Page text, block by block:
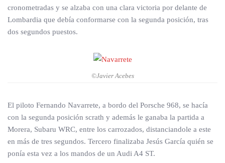
cronometradas y se alzaba con una clara victoria por delante de
Lombardia que debía conformarse con la segunda posición, tras
dos segundos puestos.
©Javier Acebes
El piloto Fernando Navarrete, a bordo del Porsche 968, se hacía
con la segunda posición scrath y además le ganaba la partida a
Morera, Subaru WRC, entre los carrozados, distanciandole a este
en más de tres segundos. Tercero finalizaba Jesús García quién se
ponía esta vez a los mandos de un Audi A4 ST.